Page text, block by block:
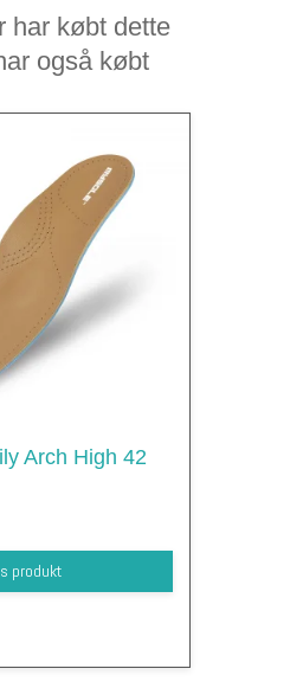
har købt dette
også købt
Arch High 42
produkt